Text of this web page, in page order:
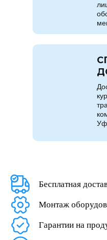
Бесплатная
Монтаж
Гарантии на